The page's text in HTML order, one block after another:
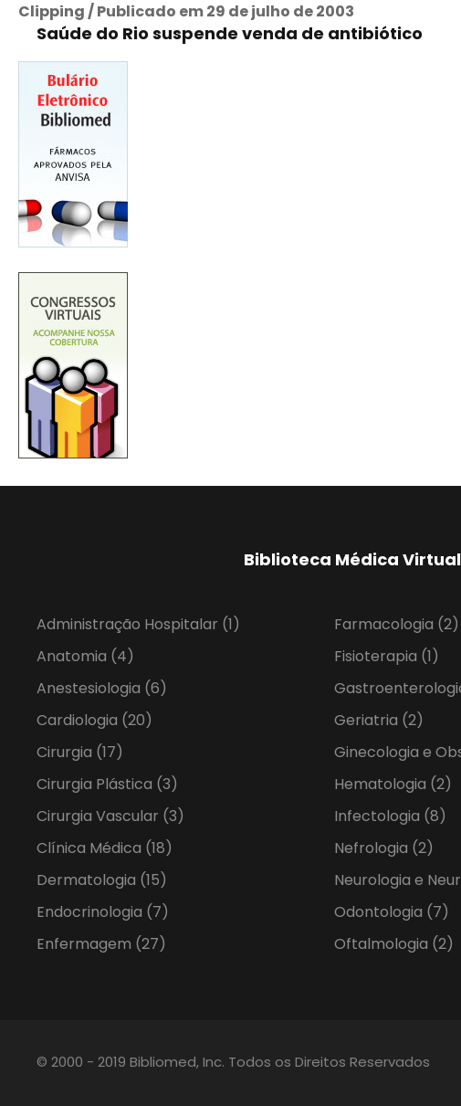
Clipping / Publicado em 29 de julho de 2003
Saúde do Rio suspende venda de antibiótico
Biblioteca Médica
Administração Hospitalar (1)
Anatomia (4)
Anestesiologia (6)
Cardiologia (20)
Cirurgia (17)
Cirurgia Plástica (3)
Cirurgia Vascular (3)
Clínica Médica (18)
Dermatologia (15)
Endocrinologia (7)
Enfermagem (27)
Farmacologia (2)
Fisioterapia (1)
Geriatria (2)
Ginecologia e
Hematologia (2)
Infectologia (8)
Nefrologia (2)
Neurologia e
Odontologia (7)
Oftalmologia (2)
© 2000 - 2019 Bibliomed, Inc. Todos os Direitos Reservados